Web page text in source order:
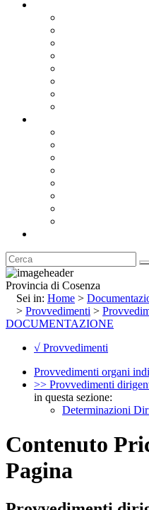
Provincia di Cosenza
Sei in: Home >
> Provvedimenti >
DOCUMENTAZIONE
√ Provvedimenti
Provvedimenti organi
>> Provvedimenti
in questa sezione:
Determinazioni
Contenuto
Pagina